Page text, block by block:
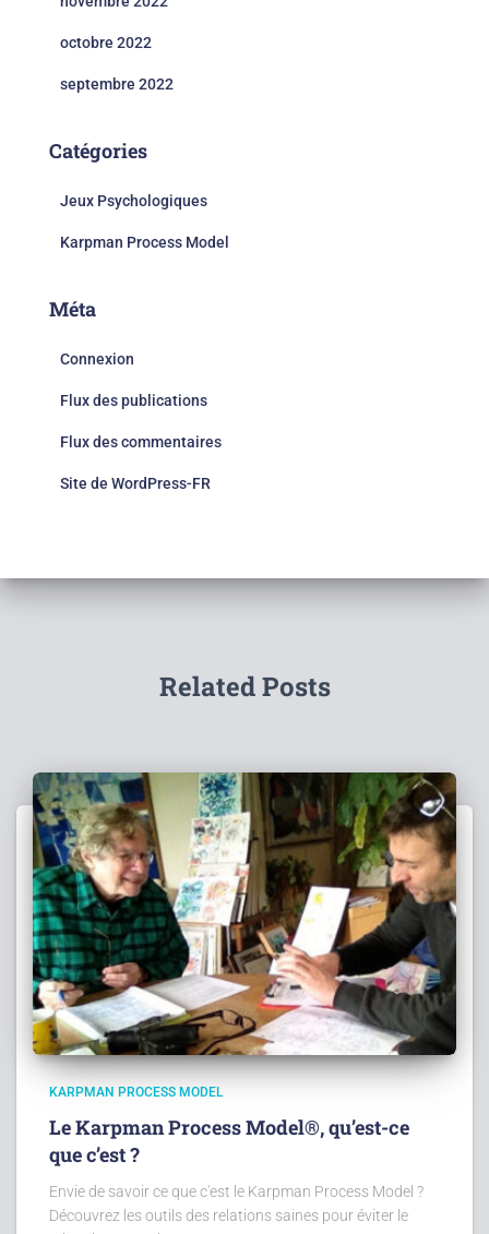
octobre 2022
septembre 2022
Catégories
Jeux Psychologiques
Karpman Process Model
Méta
Connexion
Flux des publications
Flux des commentaires
Site de WordPress-FR
Related Posts
KARPMAN PROCESS MODEL
Le Karpman Process Model®, qu’est-ce
que c’est ?
Envie de savoir ce que c'est le Karpman Process Model ?
Découvrez les outils des relations saines pour éviter le